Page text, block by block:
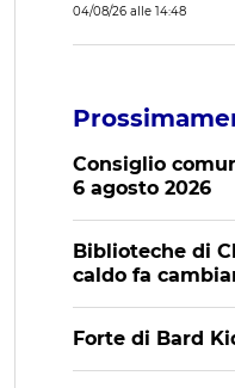
04/08/26 alle 14:48
Consiglio
6 agosto 2026
Biblioteche di
caldo fa
Forte di Bard